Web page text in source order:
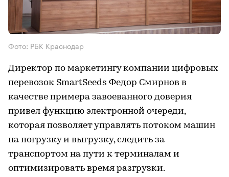
Фото: РБК Краснодар
Директор по маркетингу компании цифровых
перевозок SmartSeeds Федор Смирнов в
качестве примера завоеванного доверия
привел функцию электронной очереди,
которая позволяет управлять потоком машин
на погрузку и выгрузку, следить за
транспортом на пути к терминалам и
оптимизировать время разгрузки.